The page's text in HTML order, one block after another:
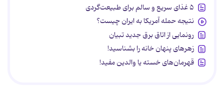
۵ غذای سریع و سالم برای طبیعت‌گردی
نتیجه حمله آمریکا به ایران چیست؟
رونمایی از اتاق برق جدید تبیان
زهرهای پنهان خانه را بشناسید!
قهرمان‌های خسته یا والدین مفید!